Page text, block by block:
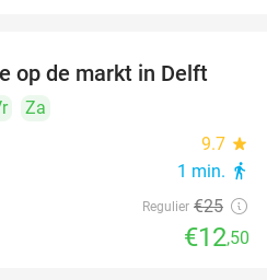
50%
op de markt in Delft
Za
9.7 star
1 min. directions_walk
Regulier €25
€12,50